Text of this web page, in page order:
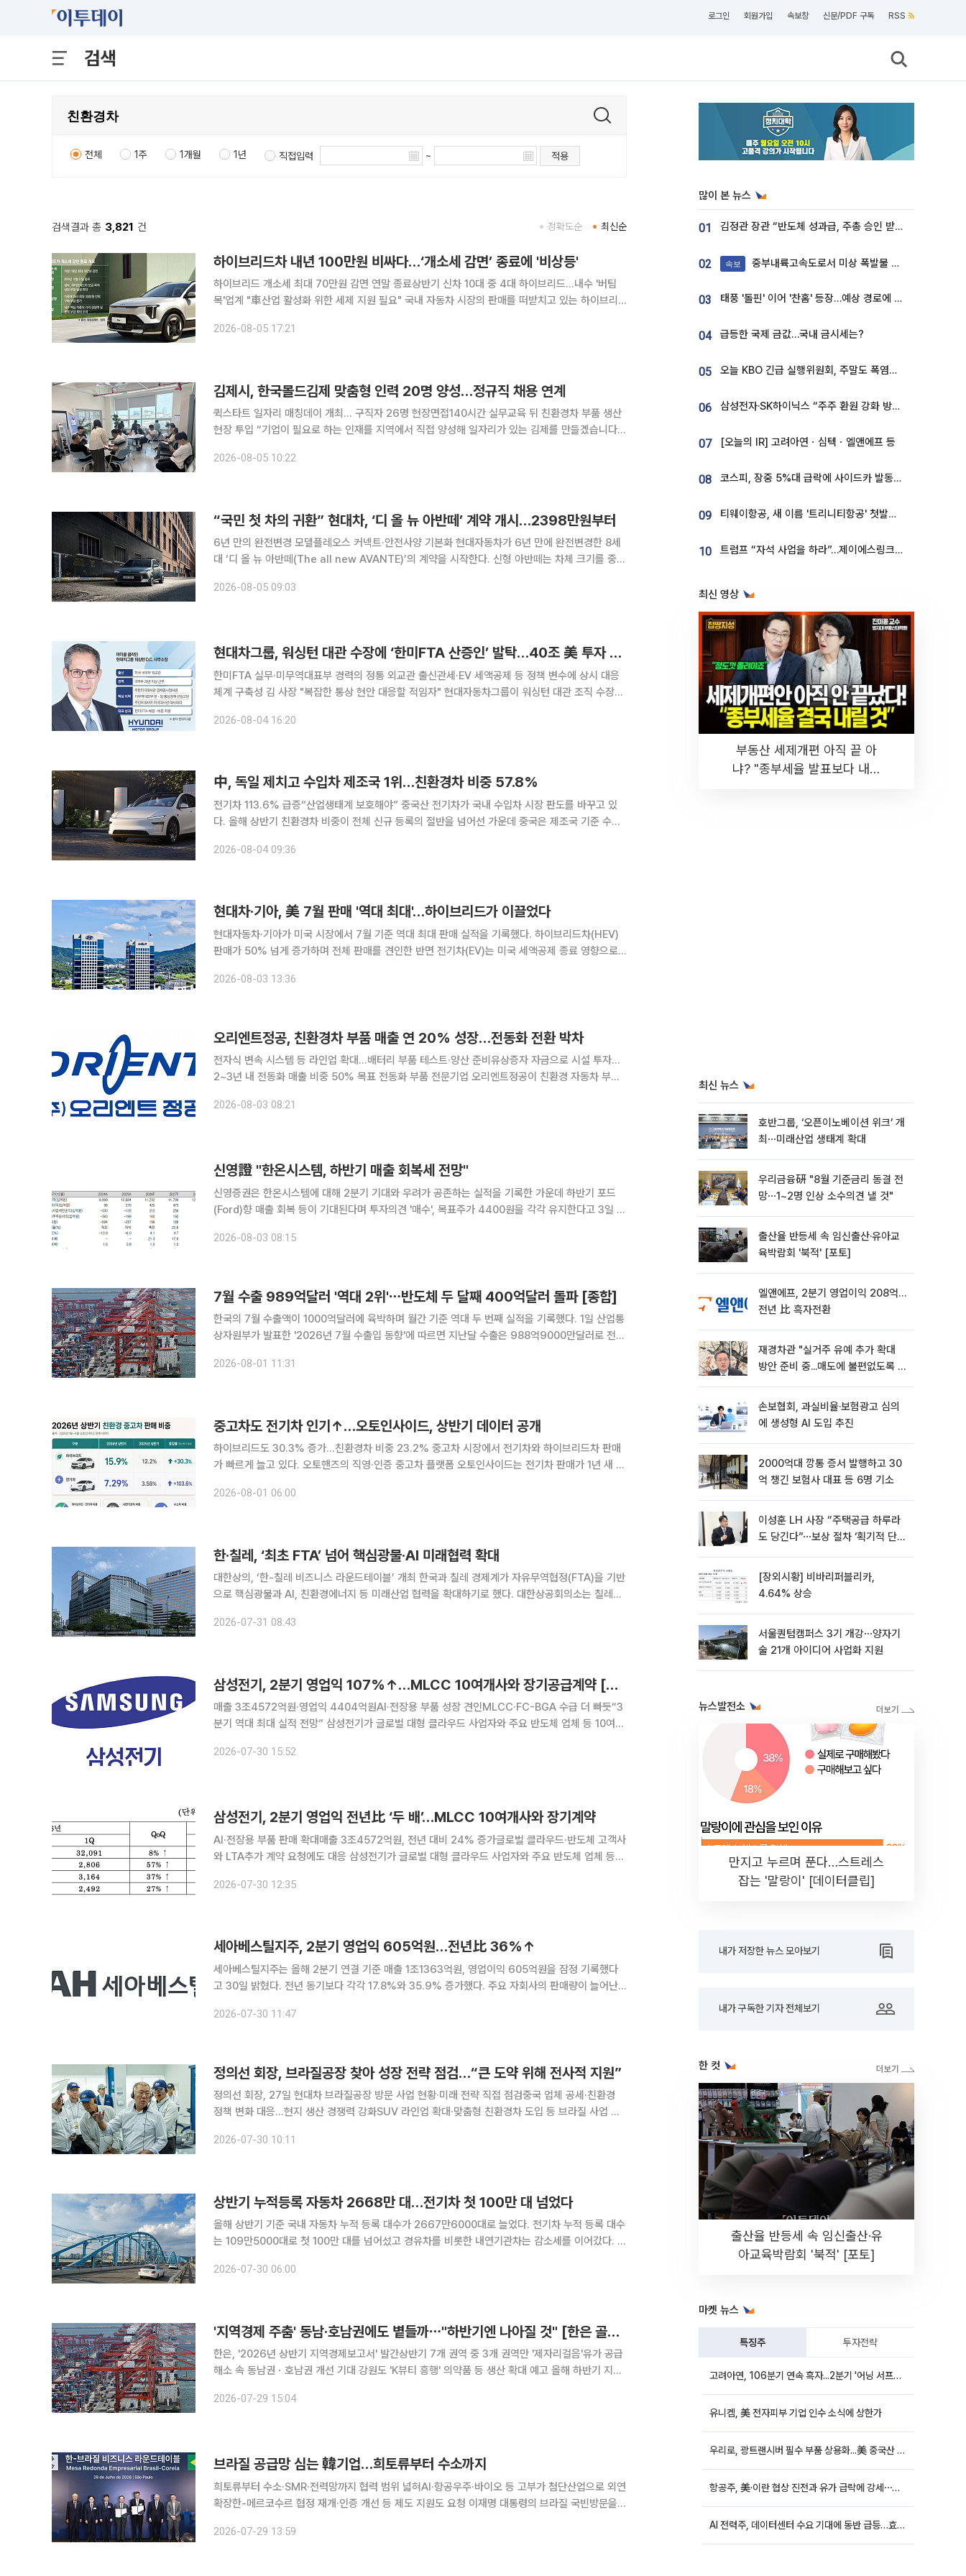
로그인 회원가입 속보창 신문/PDF 구독 RSS
검색
전체 1주 1개월 1년 직접입력 ~ 적용
검색결과 총 3,821 건 최신순
정확도순
하이브리드차 내년 100만원 비싸다…‘개소세 감면’ 종료에 '비상등'
하이브리드 개소세 최대 70만원 감면 연말 종료상반기 신차 10대 중 4대 하이브리드…내수 '버팀
목'업계 "車산업 활성화 위한 세제 지원 필요" 국내 자동차 시장의 판매를 떠받치고 있는 하이브리
내수 판매가 부진한 가운데 하이브리드차의 실구매 부담까지 커지면서
2026-08-05 17:21
김제시, 한국몰드김제 맞춤형 인력 20명 양성…정규직 채용 연계
퀵스타트 일자리 매칭데이 개최… 구직자 26명 현장면접140시간 실무교육 뒤 친환경차 부품 생산
현장 투입 “기업이 필요로 하는 인재를 지역에서 직접 양성해 일자리가 있는 김제를 만들겠습니다.”
프로그램을 통해 투자기업의 인력난 해소와 지역 일자리 창출을 지원
2026-08-05 10:22
“국민 첫 차의 귀환” 현대차, ‘디 올 뉴 아반떼’ 계약 개시…2398만원부터
6년 만의 완전변경 모델플레오스 커넥트·안전사양 기본화 현대자동차가 6년 만에 완전변경한 8세
대 ‘디 올 뉴 아반떼(The all new AVANTE)’의 계약을 시작한다. 신형 아반떼는 차체 크기를 중형
2026-08-05 09:03
현대차그룹, 워싱턴 대관 수장에 ‘한미FTA 산증인’ 발탁…40조 美 투자 뒷받침
한미FTA 실무·미무역대표부 경력의 정통 외교관 출신관세·EV 세액공제 등 정책 변수에 상시 대응
체계 구축성 김 사장 "복잡한 통상 현안 대응할 적임자" 현대자동차그룹이 워싱턴 대관 조직 수장에
모 투자를 뒷받침할 정책 대응 채널을 강화하려는 포석으로 풀이
2026-08-04 16:20
中, 독일 제치고 수입차 제조국 1위…친환경차 비중 57.8%
전기차 113.6% 급증“산업생태계 보호해야” 중국산 전기차가 국내 수입차 시장 판도를 바꾸고 있
다. 올해 상반기 친환경차 비중이 전체 신규 등록의 절반을 넘어선 가운데 중국은 제조국 기준 수입
2026-08-04 09:36
현대차·기아, 美 7월 판매 '역대 최대'…하이브리드가 이끌었다
현대자동차·기아가 미국 시장에서 7월 기준 역대 최대 판매 실적을 기록했다. 하이브리드차(HEV)
판매가 50% 넘게 증가하며 전체 판매를 견인한 반면 전기차(EV)는 미국 세액공제 종료 영향으로
5.0% 증가했다고 3일 밝혔다. 현대차(제네시스 포함)는
2026-08-03 13:36
오리엔트정공, 친환경차 부품 매출 연 20% 성장…전동화 전환 박차
전자식 변속 시스템 등 라인업 확대…배터리 부품 테스트·양산 준비유상증자 자금으로 시설 투자…
2~3년 내 전동화 매출 비중 50% 목표 전동화 부품 전문기업 오리엔트정공이 친환경 자동차 부품
년 약 20%씩 성장함에 따라 전동화 부품 사업 구조 전환을 가속한다
2026-08-03 08:21
신영證 "한온시스템, 하반기 매출 회복세 전망"
신영증권은 한온시스템에 대해 2분기 기대와 우려가 공존하는 실적을 기록한 가운데 하반기 포드
(Ford)향 매출 회복 등이 기대된다며 투자의견 '매수', 목표주가 4400원을 각각 유지한다고 3일 밝
이익은 1037억원으로 전년 동기 대비 각각 0.6%,
2026-08-03 08:15
7월 수출 989억달러 '역대 2위'⋯반도체 두 달째 400억달러 돌파 [종합]
한국의 7월 수출액이 1000억달러에 육박하며 월간 기준 역대 두 번째 실적을 기록했다. 1일 산업통
상자원부가 발표한 '2026년 7월 수출입 동향'에 따르면 지난달 수출은 988억9000만달러로 전년
달러)에 이어 역대 두 번째로 높은 실적이다.
2026-08-01 11:31
중고차도 전기차 인기↑…오토인사이드, 상반기 데이터 공개
하이브리드도 30.3% 증가…친환경차 비중 23.2% 중고차 시장에서 전기차와 하이브리드차 판매
가 빠르게 늘고 있다. 오토핸즈의 직영·인증 중고차 플랫폼 오토인사이드는 전기차 판매가 1년 새 두
는 소비자가 늘고 다양한 모델이 유입되면서 내연기관차 중심이던
2026-08-01 06:00
한·칠레, ‘최초 FTA’ 넘어 핵심광물·AI 미래협력 확대
대한상의, ‘한-칠레 비즈니스 라운드테이블’ 개최 한국과 칠레 경제계가 자유무역협정(FTA)을 기반
으로 핵심광물과 AI, 친환경에너지 등 미래산업 협력을 확대하기로 했다. 대한상공회의소는 칠레산
다고 31일 밝혔다. 이재명 대통령의 칠레 공식 방문을 계기로 마련
2026-07-31 08:43
삼성전기, 2분기 영업익 107%↑…MLCC 10여개사와 장기공급계약 [종합]
매출 3조4572억원·영업익 4404억원AI·전장용 부품 성장 견인MLCC·FC-BGA 수급 더 빠듯“3
분기 역대 최대 실적 전망” 삼성전기가 글로벌 대형 클라우드 사업자와 주요 반도체 업체 등 10여
MLCC 수요가 빠르게 늘어나는 가운데 장기계약을 통해
2026-07-30 15:52
삼성전기, 2분기 영업익 전년比 ‘두 배’…MLCC 10여개사와 장기계약
AI·전장용 부품 판매 확대매출 3조4572억원, 전년 대비 24% 증가글로벌 클라우드·반도체 고객사
와 LTA추가 계약 요청에도 대응 삼성전기가 글로벌 대형 클라우드 사업자와 주요 반도체 업체 등
성능 MLCC 수요가 빠르게 늘어나는 가운데 장기계약을 통해
2026-07-30 12:35
세아베스틸지주, 2분기 영업익 605억원…전년比 36%↑
세아베스틸지주는 올해 2분기 연결 기준 매출 1조1363억원, 영업이익 605억원을 잠정 기록했다
고 30일 밝혔다. 전년 동기보다 각각 17.8%와 35.9% 증가했다. 주요 자회사의 판매량이 늘어난
세아베스틸은 2분기 매출 5989억원과 영업이익 246억
2026-07-30 11:47
정의선 회장, 브라질공장 찾아 성장 전략 점검…“큰 도약 위해 전사적 지원”
정의선 회장, 27일 현대차 브라질공장 방문 사업 현황·미래 전략 직접 점검중국 업체 공세·친환경
정책 변화 대응…현지 생산 경쟁력 강화SUV 라인업 확대·맞춤형 친환경차 도입 등 브라질 사업 추
중국 업체들의 공세가 거세지는 가운데 브라질 맞춤형 친환경차와 스
2026-07-30 10:11
상반기 누적등록 자동차 2668만 대…전기차 첫 100만 대 넘었다
올해 상반기 기준 국내 자동차 누적 등록 대수가 2667만6000대로 늘었다. 전기차 누적 등록 대수
는 109만5000대로 첫 100만 대를 넘어섰고 경유차를 비롯한 내연기관차는 감소세를 이어갔다. 국
1000대, 0.6% 증가했다고 30일 밝혔다. 국민 1.
2026-07-30 06:00
'지역경제 주춤' 동남·호남권에도 볕들까⋯"하반기엔 나아질 것" [한은 골든북]
한은, '2026년 상반기 지역경제보고서' 발간상반기 7개 권역 중 3개 권역만 '제자리걸음'유가 공급
해소 속 동남권ㆍ호남권 개선 기대 강원도 'K뷰티 흥행' 의약품 등 생산 확대 예고 올해 하반기 지역
일 것이라는 한국은행 분석이 나왔다. 상반기 개선세가 뚜렷
2026-07-29 15:04
브라질 공급망 심는 韓기업…희토류부터 수소까지
희토류부터 수소·SMR·전력망까지 협력 범위 넓혀AI·항공우주·바이오 등 고부가 첨단산업으로 외연
확장한-메르코수르 협정 재개·인증 개선 등 제도 지원도 요청 이재명 대통령의 브라질 국빈방문을
섰다. 단순한 원료 구매나 제품 수출을 넘어 현지 생산과 기술 개발,
2026-07-29 13:59
많이 본 뉴스
01 김정관 장관 “반도체 성과급, 주총 승인 받도록”…상법·자본시장법 개정 시사
02 속보 중부내륙고속도로서 미상 폭발물 발견
03 태풍 '돌핀' 이어 '찬홈' 등장…예상 경로에 한국 '한숨'
04 급등한 국제 금값…국내 금시세는?
05 오늘 KBO 긴급 실행위원회, 주말도 폭염취소 될까
06 삼성전자·SK하이닉스 “주주 환원 강화 방안 마련”
07 [오늘의 IR] 고려아연ㆍ심텍ㆍ엘앤에프 등
08 코스피, 장중 5%대 급락에 사이드카 발동…삼성·SK 동반 폭락
09 티웨이항공, 새 이름 '트리니티항공' 첫발…SSC 전략 본격화
10 트럼프 “자석 사업을 하라”…제이에스링크, 비중국 영구자석 공급망 구축 속도
최신 영상
부동산 세제개편 아직 끝 아
냐? "종부세율 발표보다 내릴
최신 뉴스
호반그룹, ‘오픈이노베이션 위크’ 개
최⋯미래산업 생태계 확대
우리금융硏 "8월 기준금리 동결 전
망⋯1~2명 인상 소수의견 낼 것"
출산율 반등세 속 임신출산·유아교
육박람회 '북적' [포토]
엘앤에프, 2분기 영업이익 208억…
전년 比 흑자전환
재경차관 "실거주 유예 추가 확대
방안 준비 중...매도에 불편없도록 노
손보협회, 과실비율·보험광고 심의
에 생성형 AI 도입 추진
2000억대 깡통 증서 발행하고 30
억 챙긴 보험사 대표 등 6명 기소
이성훈 LH 사장 “주택공급 하루라
도 당긴다”⋯보상 절차 ‘획기적 단
[장외시황] 비바리퍼블리카,
4.64% 상승
서울퀀텀캠퍼스 3기 개강⋯양자기
술 21개 아이디어 사업화 지원
뉴스발전소
만지고 누르며 푼다…스트레스
잡는 '말랑이' [데이터클립]
내가 저장한 뉴스 모아보기
내가 구독한 기자 전체보기
한 컷
출산율 반등세 속 임신출산·유
아교육박람회 '북적' [포토]
마켓 뉴스
특징주 투자전략
고려아연, 106분기 연속 흑자...2분기 '어닝 서프라이즈'에 장 초반 12%대 강세
유니켐, 美 전자피부 기업 인수 소식에 상한가
우리로, 광트랜시버 필수 부품 상용화...美 중국산 퇴출 추진에 상승세
항공주, 美·이란 협상 진전과 유가 급락에 강세⋯한진칼 8%↑
AI 전력주, 데이터센터 수요 기대에 동반 급등…효성중공업 10%↑